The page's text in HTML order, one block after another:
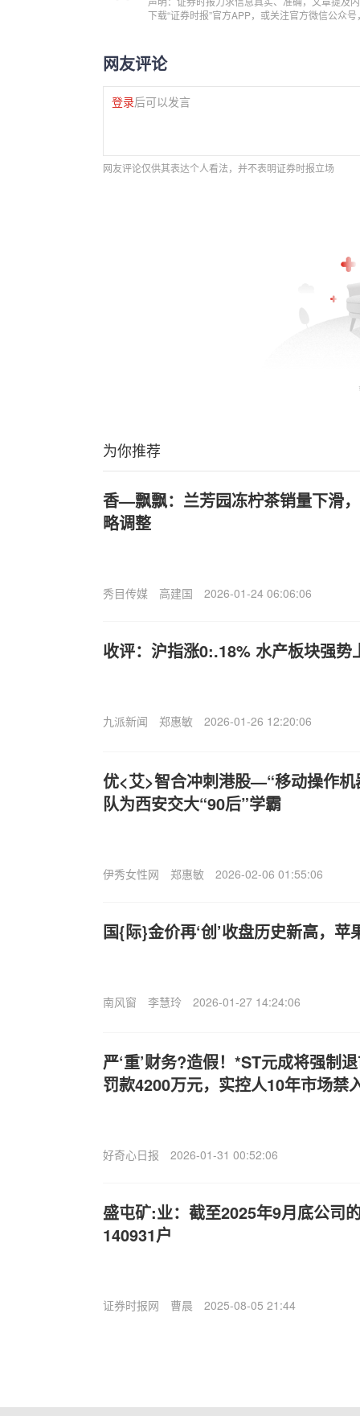
下载“证券时报”官方APP，或关注官方微信公众
网友评论
登录后可以发言
网友评论仅供其表达个人看法，并不表明证券时报立场
为你推荐
香—飘飘：兰芳园冻柠茶销量下滑
略调整
秀目传媒 高建国 2026-01-24 06:06:06
收评：沪指涨0:.18% 水产板块强势
九派新闻 郑惠敏 2026-01-26 12:20:06
优<艾>智合冲刺港股—“移动操作机
队为西安交大“90后”学霸
伊秀女性网 郑惠敏 2026-02-06 01:55:06
国{际}金价再‘创’收盘历史新高，苹
南风窗 李慧玲 2026-01-27 14:24:06
严‘重’财务?造假！*ST元成将强制
罚款4200万元，实控人10年市场禁
好奇心日报 2026-01-31 00:52:06
盛屯矿:业：截至2025年9月底公司
140931户
证券时报网 曹晨 2025-08-05 21:44